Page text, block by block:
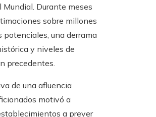
Mundial. Durante meses
sobre millones
potenciales, una derrama
y niveles de
precedentes.
de una afluencia
motivó a
a prever